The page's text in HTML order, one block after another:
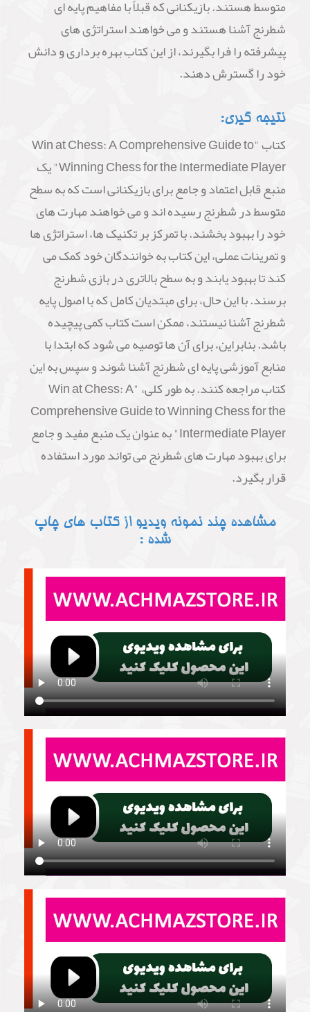
متوسط هستند. بازیکنانی که قبلاً با مفاهیم پایه ای
شطرنج آشنا هستند و می خواهند استراتژی های
پیشرفته را فرا بگیرند، از این کتاب بهره برداری و دانش
خود را گسترش دهند.
نتیجه گیری:
کتاب "Win at Chess: A Comprehensive Guide to
Winning Chess for the Intermediate Player" یک
منبع قابل اعتماد و جامع برای بازیکنانی است که به سطح
متوسط در شطرنج رسیده اند و می خواهند مهارت های
خود را بهبود بخشند. با تمرکز بر تکنیک ها، استراتژی ها
و تمرینات عملی، این کتاب به خوانندگان خود کمک می
کند تا بهبود یابند و به سطح بالاتری در بازی شطرنج
برسند. با این حال، برای مبتدیان کامل که با اصول پایه
شطرنج آشنا نیستند، ممکن است کتاب کمی پیچیده
باشد. بنابراین، برای آن ها توصیه می شود که ابتدا با
منابع آموزشی پایه ای شطرنج آشنا شوند و سپس به این
کتاب مراجعه کنند. به طور کلی، "Win at Chess: A
Comprehensive Guide to Winning Chess for the
Intermediate Player" به عنوان یک منبع مفید و جامع
برای بهبود مهارت های شطرنج می تواند مورد استفاده
قرار بگیرد.
مشاهده چند نمونه ویدیو از کتاب های چاپ
شده :